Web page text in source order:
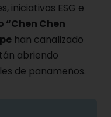
iniciativas ESG e
“Chen Chen
han canalizado
abriendo
de panameños.